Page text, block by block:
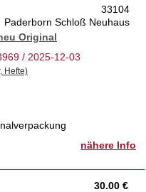
33104
Paderborn Schloß Neuhaus
Original
/ 2025-12-03
nähere Info
30.00 €